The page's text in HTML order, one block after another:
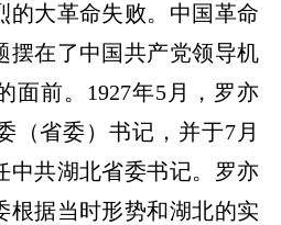
的大革命失败。中国革命
摆在了中国共产党领导机
面前。 1927年5 月，罗亦
（省委）书记，并于7 月
中共湖北省委书记。罗亦
根据当时形势和湖北的实